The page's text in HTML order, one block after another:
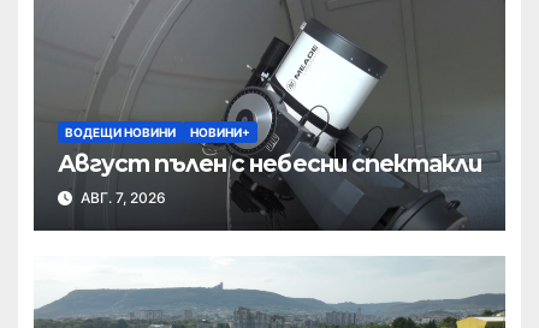
ВОДЕЩИ НОВИНИ НОВИНИ+
Август пълен с небесни спектакли
АВГ. 7, 2026